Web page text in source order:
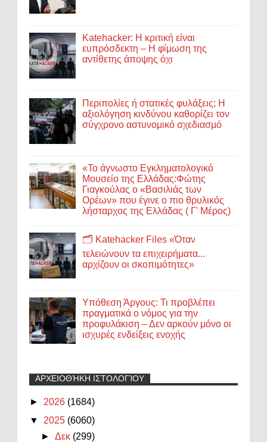
Katehacker: Η κριτική είναι
ευπρόσδεκτη – Η φίμωση της
αντίθετης άποψης όχι
Περιπολίες ή στατικές φυλάξεις; Η
αξιολόγηση κινδύνου καθορίζει τον
σύγχρονο αστυνομικό σχεδιασμό
«Το άγνωστο Εγκληματολογικό
Μουσείο της Ελλάδας:Φώτης
Γιαγκούλας ο «Βασιλιάς των
Ορέων» που έγινε ο πιο θρυλικός
λήσταρχος της Ελλάδας ( Γ' Μέρος)
🗂️ Katehacker Files «Όταν
τελειώνουν τα επιχειρήματα...
αρχίζουν οι σκοπιμότητες»
Υπόθεση Άργους: Τι προβλέπει
πραγματικά ο νόμος για την
προφυλάκιση – Δεν αρκούν μόνο οι
ισχυρές ενδείξεις ενοχής
ΑΡΧΕΙΟΘΉΚΗ ΙΣΤΟΛΟΓΊΟΥ
► 2026 (1684)
▼ 2025 (6060)
►Δεκ (299)